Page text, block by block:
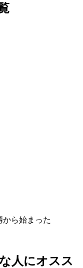
から始まった
人にオスス